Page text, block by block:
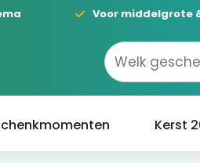
Voor middelgrote
Kerst